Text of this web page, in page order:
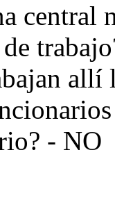
central
allí
- NO